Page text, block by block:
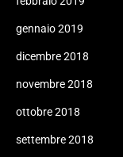
gennaio 2019
dicembre 2018
novembre 2018
ottobre 2018
settembre 2018